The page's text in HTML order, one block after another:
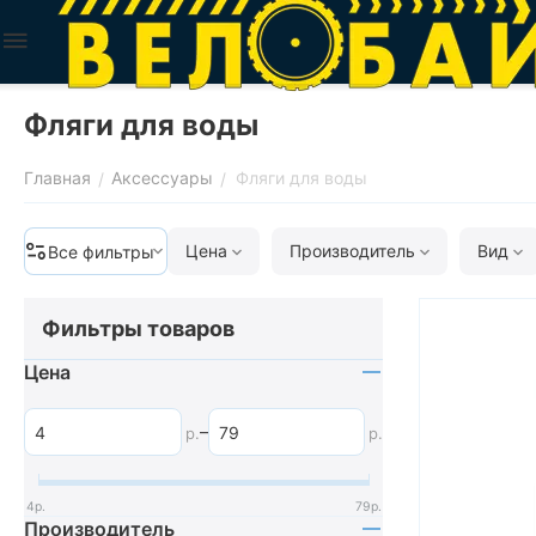
Фляги для воды
Главная / Аксессуары / Фляги для воды
Все фильтры Цена Производитель Вид
Фильтры товаров
Цена
р.– р.
4р. 79р.
Производитель